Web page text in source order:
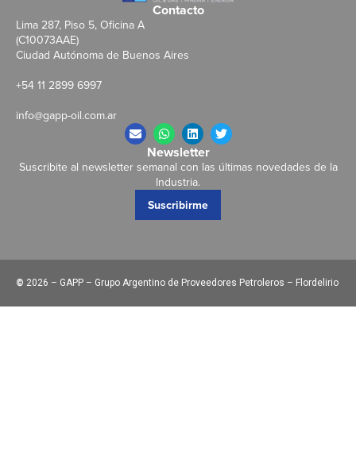
Contacto
Lima 287, Piso 5, Oficina A
(C10073AAE)
Ciudad Autónoma de Buenos Aires
+54 11 2899 6997
info@gapp-oil.com.ar
Newsletter
Suscribite al newsletter semanal con las últimas novedades de la
Industria.
Suscribirme
© 2026 – GAPP – Grupo Argentino de Proveedores Petroleros – Flordelirio